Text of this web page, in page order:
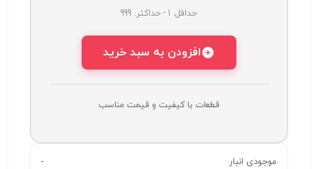
حداقل: 1 - حداکثر: 999
افزودن به سبد خرید
قطعات با کیفیت و قیمت مناسب
موجودی انبار -